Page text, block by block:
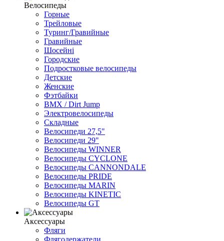
Велосипеды
Горные
Трейловые
Туринг/Гравийные
Гравийные
Шосейні
Городские
Подростковые велосипеды
Детские
Женские
Фэтбайки
BMX / Dirt Jump
Электровелосипеды
Складные
Велосипеди 27,5"
Велосипеди 29"
Велосипеды WINNER
Велосипеды CYCLONE
Велосипеды CANNONDALE
Велосипеды PRIDE
Велосипеды MARIN
Велосипеды KINETIC
Велосипеды GT
Аксессуары
Фляги
Флягодержатели